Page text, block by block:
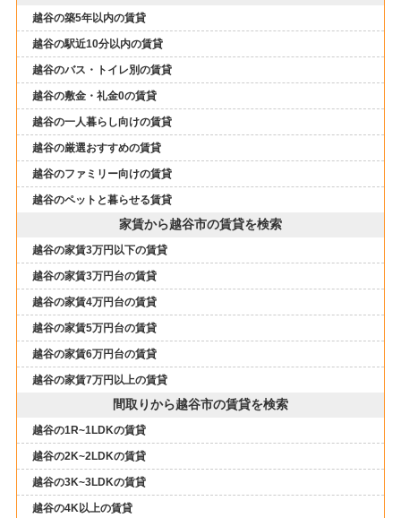
越谷の築5年以内の賃貸
越谷の駅近10分以内の賃貸
越谷のバス・トイレ別の賃貸
越谷の敷金・礼金0の賃貸
越谷の一人暮らし向けの賃貸
越谷の厳選おすすめの賃貸
越谷のファミリー向けの賃貸
越谷のペットと暮らせる賃貸
家賃から越谷市の賃貸を検索
越谷の家賃3万円以下の賃貸
越谷の家賃3万円台の賃貸
越谷の家賃4万円台の賃貸
越谷の家賃5万円台の賃貸
越谷の家賃6万円台の賃貸
越谷の家賃7万円以上の賃貸
間取りから越谷市の賃貸を検索
越谷の1R~1LDKの賃貸
越谷の2K~2LDKの賃貸
越谷の3K~3LDKの賃貸
越谷の4K以上の賃貸